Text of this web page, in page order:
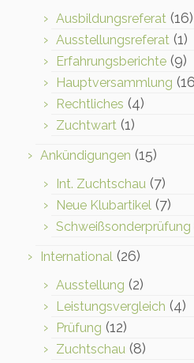
Ausbildungsreferat (16)
Ausstellungsreferat (1)
Erfahrungsberichte (9)
Hauptversammlung
Rechtliches (4)
Zuchtwart (1)
Ankündigungen (15)
Int. Zuchtschau (7)
Neue Klubartikel (7)
Schweißsonderprüfung
International (26)
Ausstellung (2)
Leistungsvergleich (4)
Prüfung (12)
Zuchtschau (8)